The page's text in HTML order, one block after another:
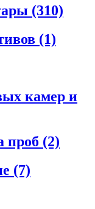
(310)
(1)
камер и
проб (2)
(7)